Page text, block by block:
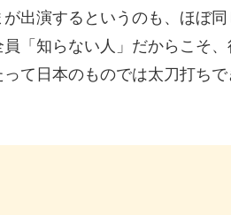
出演するというのも、ほぼ
「知らない人」だからこそ、
て日本のものでは太刀打ちで